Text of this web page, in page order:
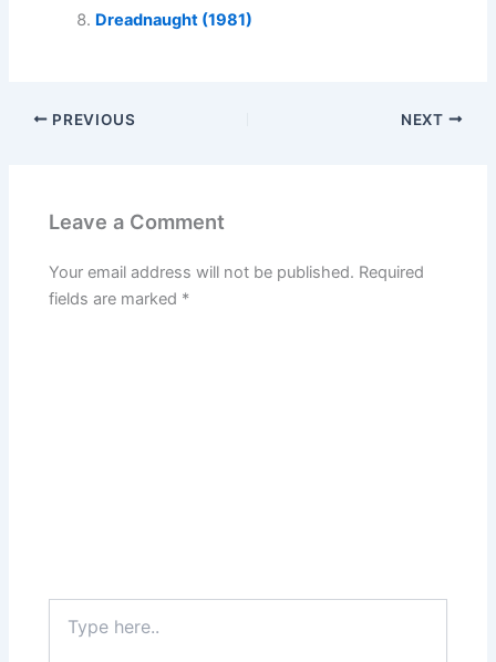
Dreadnaught (1981)
PREVIOUS NEXT
Leave a Comment
Your email address will not be published. Required
fields are marked *
here..